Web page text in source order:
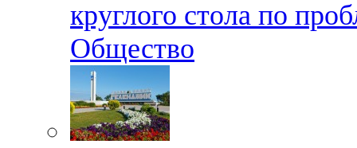
круглого стола по
Общество